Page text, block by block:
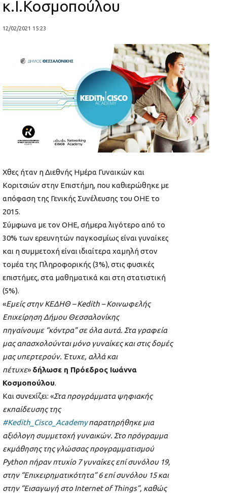
κ.Ι.Κοσμοπούλου
12/02/2021 15:23
Χθες ήταν η Διεθνής Ημέρα Γυναικών και
Κοριτσιών στην Επιστήμη, που καθιερώθηκε με
απόφαση της Γενικής Συνέλευσης του ΟΗΕ το
2015.
Σύμφωνα με τον ΟΗΕ, σήμερα λιγότερο από το
30% των ερευνητών παγκοσμίως είναι γυναίκες
και η συμμετοχή είναι ιδιαίτερα χαμηλή στον
τομέα της Πληροφορικής (3%), στις φυσικές
επιστήμες, στα μαθηματικά και στη στατιστική
(5%).
«Εμείς στην ΚΕΔΗΘ – Kedith – Κοινωφελής
Επιχείρηση Δήμου Θεσσαλονίκης
πηγαίνουμε “κόντρα” σε όλα αυτά. Στα γραφεία
μας απασχολούνται μόνο γυναίκες και στις δομές
μας υπερτερούν. Έτυχε, αλλά και
πέτυχε» δήλωσε η Πρόεδρος Ιωάννα
Κοσμοπούλου.
Και συνεχίζει: «Στα προγράμματα ψηφιακής
εκπαίδευσης της
#Kedith_Cisco_Academyπαρατηρήθηκε μια
αξιόλογη συμμετοχή γυναικών. Στο πρόγραμμα
εκμάθησης της γλώσσας προγραμματισμού
Python πήραν πτυχίο 7 γυναίκες επί συνόλου 19,
στην “Επιχειρηματικότητα” 6 επί συνόλου 15 και
στην “Εισαγωγή στο Internet of Things”, καθώς